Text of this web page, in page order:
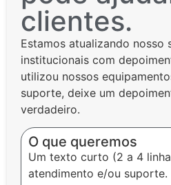
clientes.
Estamos atualizando nosso
institucionais com
utilizou nossos
suporte, deixe um
verdadeiro.
O que queremos
Um texto curto (2 a 4
atendimento e/ou suporte.